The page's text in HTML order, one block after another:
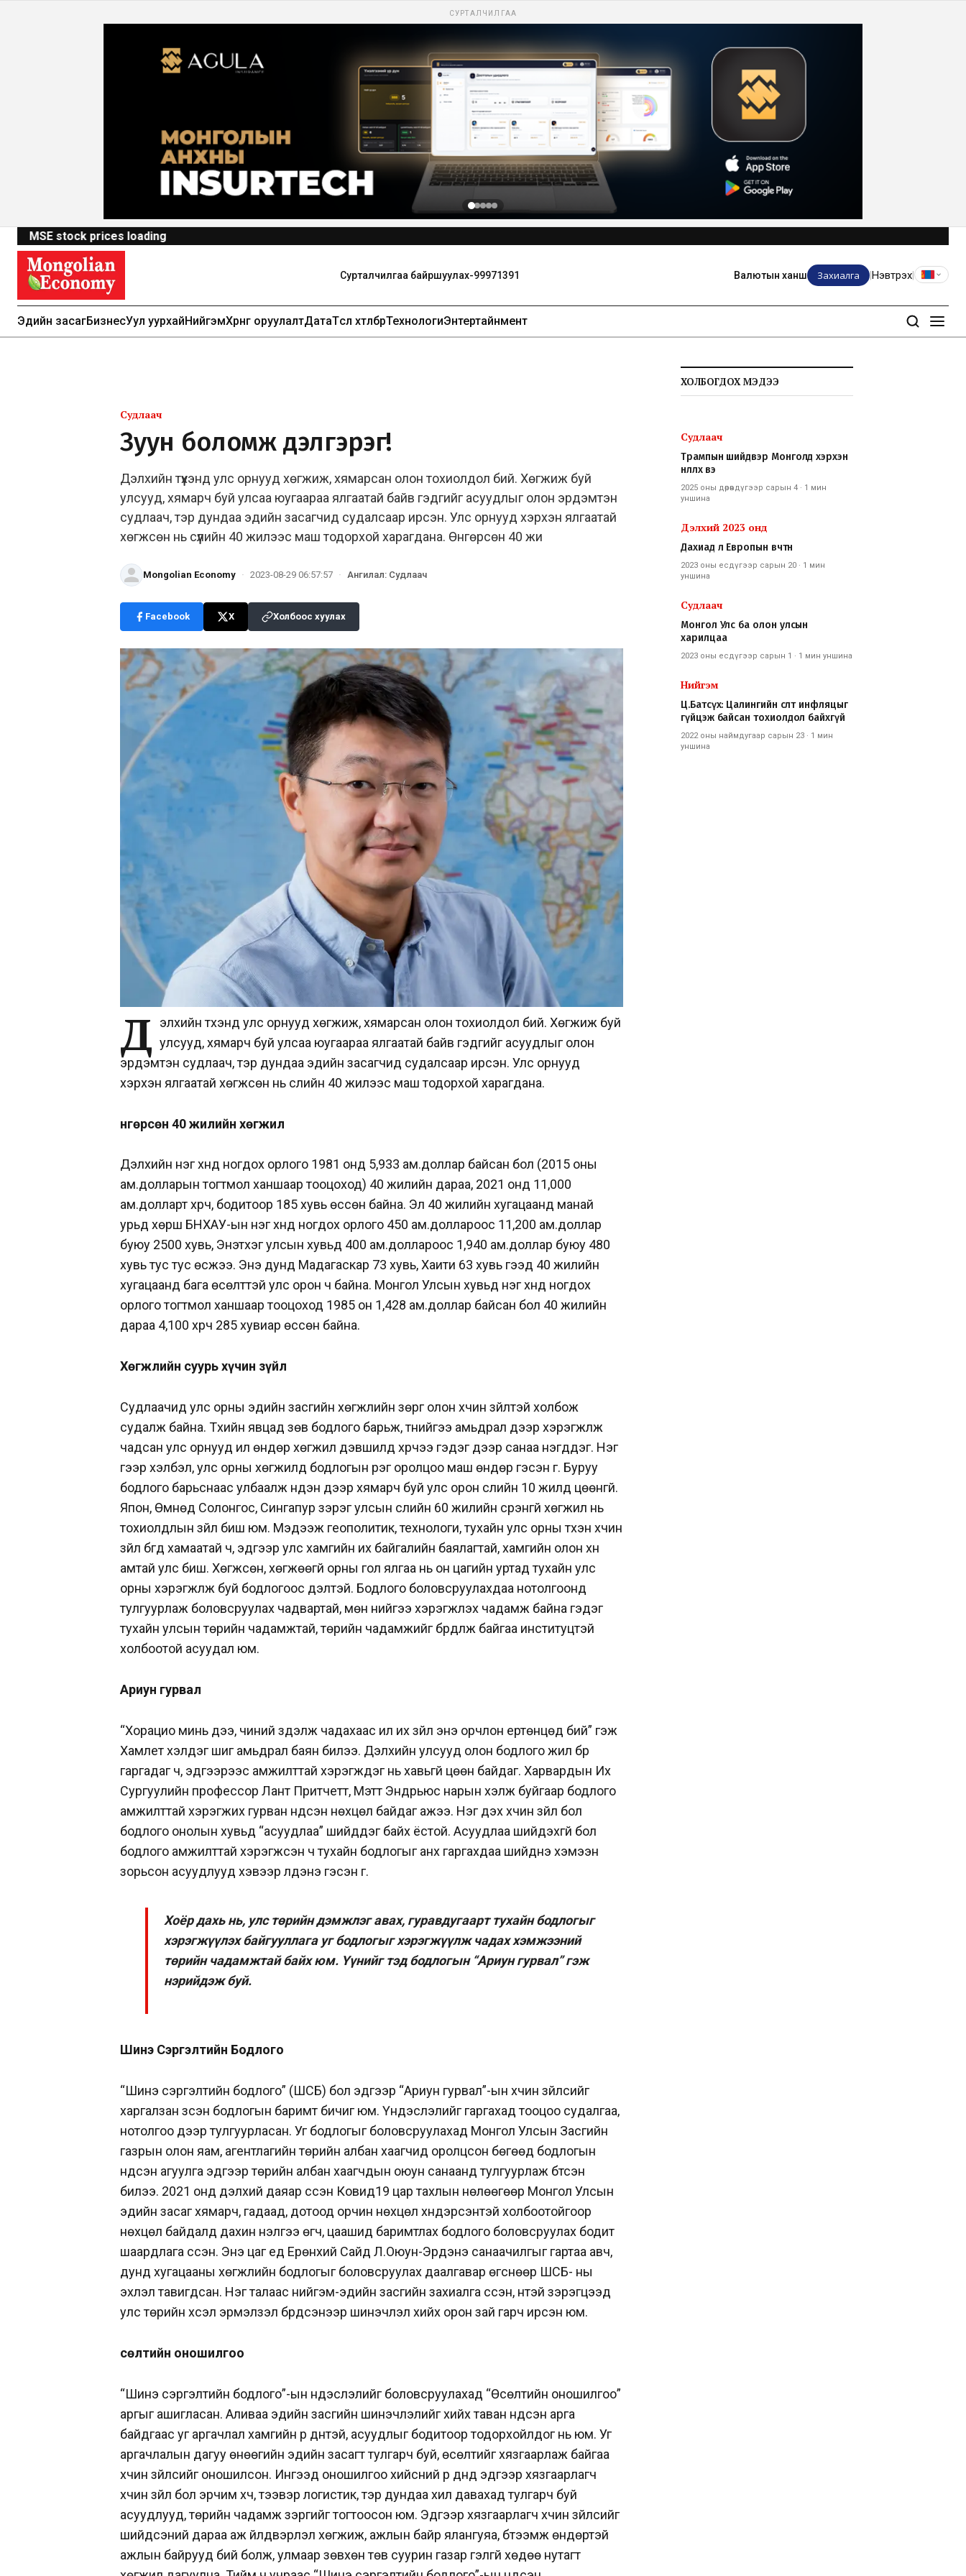
СУРТАЛЧИЛГАА
MSE stock prices loading
Валютын ханш Захиалга Нэвтрэх
Эдийн засагБизнесУул уурхайНийгэмХөрөнгө оруулалтДатаТөсөл хөтөлбөрТехнологиЭнтертайнмент
Судлаач
Зуун боломж дэлгэрэг!
Дэлхийн түүхэнд улс орнууд хөгжиж, хямарсан олон тохиолдол бий. Хөгжиж буй
улсууд, хямарч буй улсаа юугаараа ялгаатай байв гэдгийг асуудлыг олон эрдэмтэн
судлаач, тэр дундаа эдийн засагчид судалсаар ирсэн. Улс орнууд хэрхэн ялгаатай
хөгжсөн нь сүүлийн 40 жилээс маш тодорхой харагдана. Өнгөрсөн 40 жи
Mongolian Economy · 2023-08-29 06:57:57 · Ангилал: Судлаач
Facebook X Холбоос хуулах
Д элхийн түүхэнд улс орнууд хөгжиж, хямарсан олон тохиолдол бий. Хөгжиж буй
улсууд, хямарч буй улсаа юугаараа ялгаатай байв гэдгийг асуудлыг олон
эрдэмтэн судлаач, тэр дундаа эдийн засагчид судалсаар ирсэн. Улс орнууд
хэрхэн ялгаатай хөгжсөн нь сүүлийн 40 жилээс маш тодорхой харагдана.
Өнгөрсөн 40 жилийн хөгжил
Дэлхийн нэг хүнд ногдох орлого 1981 онд 5,933 ам.доллар байсан бол (2015 оны
ам.долларын тогтмол ханшаар тооцоход) 40 жилийн дараа, 2021 онд 11,000
ам.долларт хүрч, бодитоор 185 хувь өссөн байна. Эл 40 жилийн хугацаанд манай
урьд хөрш БНХАУ-ын нэг хүнд ногдох орлого 450 ам.доллароос 11,200 ам.доллар
буюу 2500 хувь, Энэтхэг улсын хувьд 400 ам.доллароос 1,940 ам.доллар буюу 480
хувь тус тус өсжээ. Энэ дунд Мадагаскар 73 хувь, Хаити 63 хувь гээд 40 жилийн
хугацаанд бага өсөлттэй улс орон ч байна. Монгол Улсын хувьд нэг хүнд ногдох
орлого тогтмол ханшаар тооцоход 1985 он 1,428 ам.доллар байсан бол 40 жилийн
дараа 4,100 хүрч 285 хувиар өссөн байна.
Хөгжлийн суурь хүчин зүйл
Судлаачид улс орны эдийн засгийн хөгжлийн зөрүүг олон хүчин зүйлтэй холбож
судалж байна. Түүхийн явцад зөв бодлого барьж, түүнийгээ амьдрал дээр хэрэгжүүлж
чадсан улс орнууд илүү өндөр хөгжил дэвшилд хүрчээ гэдэг дээр санаа нэгддэг. Нэг
үгээр хэлбэл, улс орны хөгжилд бодлогын үүрэг оролцоо маш өндөр гэсэн үг. Буруу
бодлого барьснаас улбаалж нүдэн дээр хямарч буй улс орон сүүлийн 10 жилд цөөнгүй.
Япон, Өмнөд Солонгос, Сингапур зэрэг улсын сүүлийн 60 жилийн үсрэнгүй хөгжил нь
тохиолдлын зүйл биш юм. Мэдээж геополитик, технологи, тухайн улс орны түүхэн хүчин
зүйл бүгд хамаатай ч, эдгээр улс хамгийн их байгалийн баялагтай, хамгийн олон хүн
амтай улс биш. Хөгжсөн, хөгжөөгүй орны гол ялгаа нь он цагийн уртад тухайн улс
орны хэрэгжүүлж буй бодлогоос үүдэлтэй. Бодлого боловсруулахдаа нотолгоонд
тулгуурлаж боловсруулах чадвартай, мөн үүнийгээ хэрэгжүүлэх чадамж байна гэдэг
тухайн улсын төрийн чадамжтай, төрийн чадамжийг бүрдүүлж байгаа институцтэй
холбоотой асуудал юм.
Ариун гурвал
“Хорацио минь дээ, чиний зүүдэлж чадахаас илүү их зүйл энэ орчлон ертөнцөд бий” гэж
Хамлет хэлдэг шиг амьдрал баян билээ. Дэлхийн улсууд олон бодлого жил бүр
гаргадаг ч, эдгээрээс амжилттай хэрэгждэг нь хавьгүй цөөн байдаг. Харвардын Их
Сургуулийн профессор Лант Притчетт, Мэтт Эндрьюс нарын хэлж буйгаар бодлого
амжилттай хэрэгжих гурван үндсэн нөхцөл байдаг ажээ. Нэг дэх хүчин зүйл бол
бодлого онолын хувьд “асуудлаа” шийддэг байх ёстой. Асуудлаа шийдэхгүй бол
бодлого амжилттай хэрэгжсэн ч тухайн бодлогыг анх гаргахдаа шийднэ хэмээн
зорьсон асуудлууд хэвээр үлдэнэ гэсэн үг.
Хоёр дахь нь, улс төрийн дэмжлэг авах, гуравдугаарт тухайн бодлогыг
хэрэгжүүлэх байгууллага уг бодлогыг хэрэгжүүлж чадах хэмжээний
төрийн чадамжтай байх юм. Үүнийг тэд бодлогын “Ариун гурвал” гэж
нэрийдэж буй.
Шинэ Сэргэлтийн Бодлого
“Шинэ сэргэлтийн бодлого” (ШСБ) бол эдгээр “Ариун гурвал”-ын хүчин зүйлсийг
харгалзан үзсэн бодлогын баримт бичиг юм. Үндэслэлийг гаргахад тооцоо судалгаа,
нотолгоо дээр тулгуурласан. Уг бодлогыг боловсруулахад Монгол Улсын Засгийн
газрын олон яам, агентлагийн төрийн албан хаагчид оролцсон бөгөөд бодлогын
үндсэн агуулга эдгээр төрийн албан хаагчдын оюун санаанд тулгуурлаж бүтсэн
билээ. 2021 онд дэлхий даяар үүссэн Ковид19 цар тахлын нөлөөгөөр Монгол Улсын
эдийн засаг хямарч, гадаад, дотоод орчин нөхцөл хүндэрсэнтэй холбоотойгоор
нөхцөл байдалд дахин үнэлгээ өгч, цаашид баримтлах бодлого боловсруулах бодит
шаардлага үүссэн. Энэ цаг үед Ерөнхий Сайд Л.Оюун-Эрдэнэ санаачилгыг гартаа авч,
дунд хугацааны хөгжлийн бодлогыг боловсруулах даалгавар өгснөөр ШСБ- ны
эхлэл тавигдсан. Нэг талаас нийгэм-эдийн засгийн захиалга үүссэн, үүнтэй зэрэгцээд
улс төрийн хүсэл эрмэлзэл бүрдсэнээр шинэчлэл хийх орон зай гарч ирсэн юм.
Өсөлтийн оношилгоо
“Шинэ сэргэлтийн бодлого”-ын үндэслэлийг боловсруулахад “Өсөлтийн оношилгоо”
аргыг ашигласан. Аливаа эдийн засгийн шинэчлэлийг хийх таван үндсэн арга
байдгаас уг аргачлал хамгийн үр дүнтэй, асуудлыг бодитоор тодорхойлдог нь юм. Уг
аргачлалын дагуу өнөөгийн эдийн засагт тулгарч буй, өсөлтийг хязгаарлаж байгаа
хүчин зүйлсийг оношилсон. Ингээд оношилгоо хийсний үр дүнд эдгээр хязгаарлагч
хүчин зүйл бол эрчим хүч, тээвэр логистик, тэр дундаа хил давахад тулгарч буй
асуудлууд, төрийн чадамж зэргийг тогтоосон юм. Эдгээр хязгаарлагч хүчин зүйлсийг
шийдсэний дараа аж үйлдвэрлэл хөгжиж, ажлын байр ялангуяа, бүтээмж өндөртэй
ажлын байрууд бий болж, улмаар зөвхөн төв суурин газар гэлгүй хөдөө нутагт
ХОЛБОГДОХ МЭДЭЭ
Судлаач
Трампын шийдвэр Монголд хэрхэн
нөлөөлөх вэ
2025 оны дөрөвдүгээр сарын 4 · 1 мин
уншина
Дэлхий 2023 онд
Дахиад л Европын өвчтөн
2023 оны есдүгээр сарын 20 · 1 мин
уншина
Судлаач
Монгол Улс ба олон улсын
харилцаа
2023 оны есдүгээр сарын 1 · 1 мин уншина
Нийгэм
Ц.Батсүх: Цалингийн өсөлт инфляцыг
гүйцэж байсан тохиолдол байхгүй
2022 оны наймдугаар сарын 23 · 1 мин
уншина